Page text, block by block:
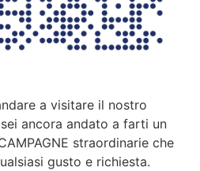
a visitare il nostro
ancora andato a farti un
straordinarie che
gusto e richiesta.